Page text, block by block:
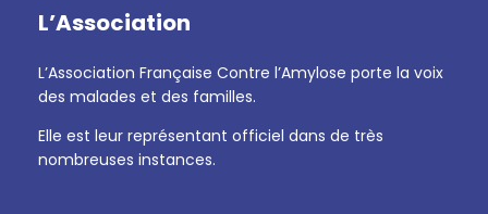
L’Association
L’Association Française Contre l’Amylose porte la voix
des malades et des familles.
Elle est leur représentant officiel dans de très
nombreuses instances.